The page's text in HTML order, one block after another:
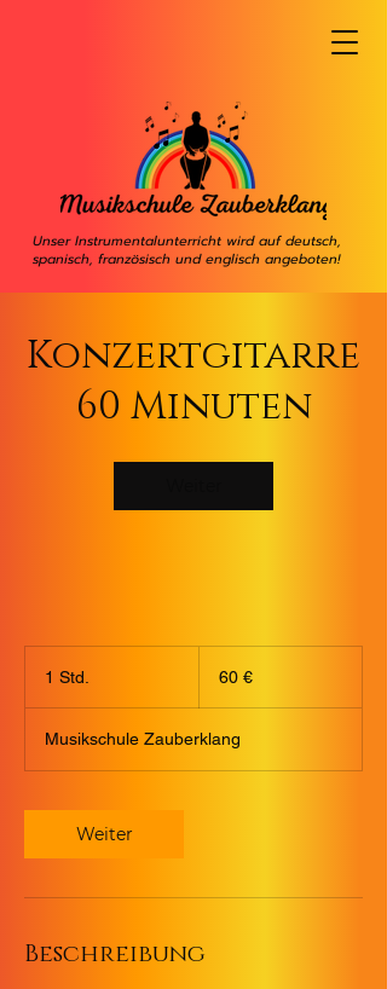
Unser Instrumentalunterricht wird auf deutsch,
spanisch, französisch und englisch angeboten!
Konzertgitarre
60 Minuten
1 Std.
d
60 €
Musikschule Zauberklang
Weiter
Beschreibung